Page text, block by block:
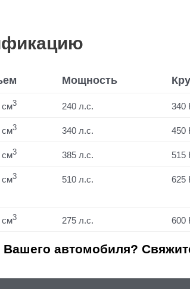
Мощность
см3 240 л.с. 340
см3 340 л.с. 450
см3 385 л.с. 515
см3 510 л.с. 625
см3 275 л.с. 600
Вашего автомобиля?